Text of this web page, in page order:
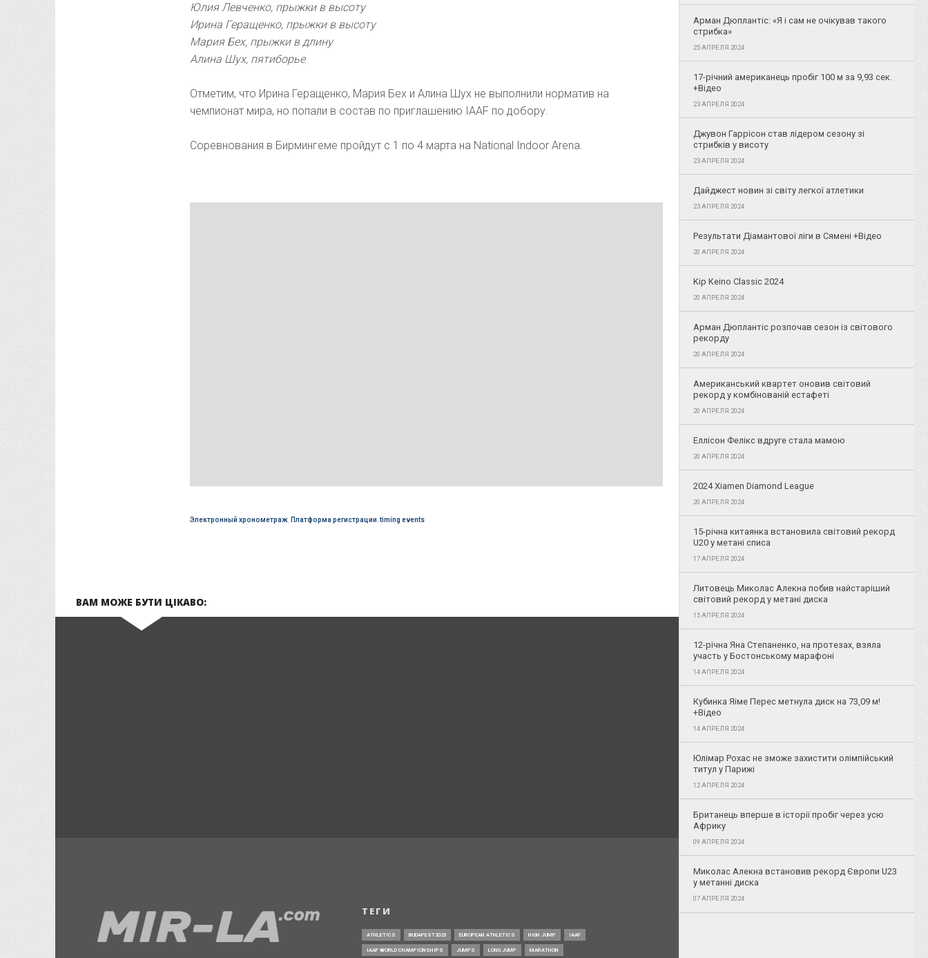
Юлия Левченко, прыжки в высоту
Ирина Геращенко, прыжки в высоту
Мария Бех, прыжки в длину
Алина Шух, пятиборье
Отметим, что Ирина Геращенко, Мария Бех и Алина Шух не выполнили норматив на
чемпионат мира, но попали в состав по приглашению IAAF по добору.
Соревнования в Бирмингеме пройдут с 1 по 4 марта на National Indoor Arena.
Электронный хронометраж, Платформа регистрации,timing events
ВАМ МОЖЕ БУТИ ЦІКАВО:
Арман Дюплантіс: «Я і сам не очікував такого
стрибка»
25 АПРЕЛЯ 2024
17-річний американець пробіг 100 м за 9,93 сек.
+Відео
23 АПРЕЛЯ 2024
Джувон Гаррісон став лідером сезону зі
стрибків у висоту
23 АПРЕЛЯ 2024
Дайджест новин зі світу легкої атлетики
23 АПРЕЛЯ 2024
Результати Діамантової ліги в Сямені +Відео
20 АПРЕЛЯ 2024
Kip Keino Classic 2024
20 АПРЕЛЯ 2024
Арман Дюплантіс розпочав сезон із світового
рекорду
20 АПРЕЛЯ 2024
Американський квартет оновив світовий
рекорд у комбінованій естафеті
20 АПРЕЛЯ 2024
Еллісон Фелікс вдруге стала мамою
20 АПРЕЛЯ 2024
2024 Xiamen Diamond League
20 АПРЕЛЯ 2024
15-річна китаянка встановила світовий рекорд
U20 у метані списа
17 АПРЕЛЯ 2024
Литовець Миколас Алекна побив найстаріший
світовий рекорд у метані диска
15 АПРЕЛЯ 2024
12-річна Яна Степаненко, на протезах, взяла
участь у Бостонському марафоні
14 АПРЕЛЯ 2024
Кубинка Яіме Перес метнула диск на 73,09 м!
+Відео
14 АПРЕЛЯ 2024
Юлімар Рохас не зможе захистити олімпійський
титул у Парижі
12 АПРЕЛЯ 2024
Британець вперше в історії пробіг через усю
Африку
09 АПРЕЛЯ 2024
Миколас Алекна встановив рекорд Європи U23
у метанні диска
07 АПРЕЛЯ 2024
ТЕГИ
ATHLETICS BUDAPEST2023 EUROPEAN ATHLETICS HIGH JUMP IAAF
IAAF WORLD CHAMPIONSHIPS JUMPS LONG JUMP MARATHON